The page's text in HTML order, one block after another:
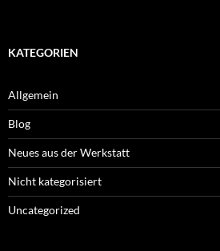
KATEGORIEN
Allgemein
Blog
Neues aus der Werkstatt
Nicht kategorisiert
Uncategorized